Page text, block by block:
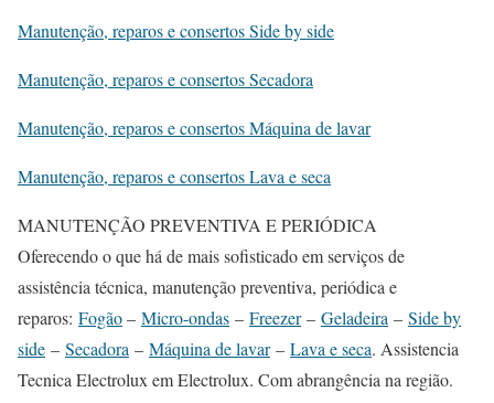
Manutenção, reparos e consertos Side by side
Manutenção, reparos e consertos Secadora
Manutenção, reparos e consertos Máquina de lavar
Manutenção, reparos e consertos Lava e seca
MANUTENÇÃO PREVENTIVA E PERIÓDICA
Oferecendo o que há de mais sofisticado em serviços de
assistência técnica, manutenção preventiva, periódica e
reparos: Fogão– Micro-ondas – Freezer– Geladeira – Side by
side – Secadora – Máquina de lavar– Lava e seca. Assistencia
Tecnica Electrolux em Electrolux. Com abrangência na região.